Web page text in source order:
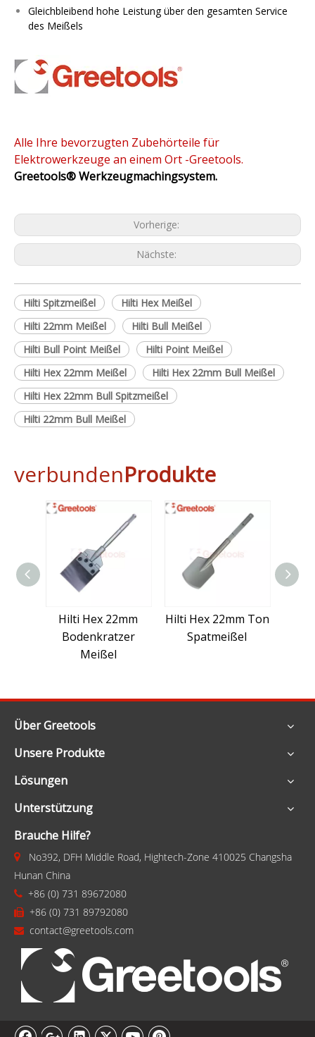
Gleichbleibend hohe Leistung über den gesamten Service
des Meißels
Alle Ihre bevorzugten Zubehörteile für
Elektrowerkzeuge an einem Ort -Greetools.
Greetools®Werkzeugmachingsystem.
Vorherige:
Nächste:
Hilti Spitzmeißel
Hilti Hex Meißel
Hilti 22mm Meißel
Hilti Bull Meißel
Hilti Bull Point Meißel
Hilti Point Meißel
Hilti Hex 22mm Meißel
Hilti Hex 22mm Bull Meißel
Hilti Hex 22mm Bull Spitzmeißel
Hilti 22mm Bull Meißel
verbundenProdukte
Hilti Hex 22mm
Bodenkratzer
Meißel
Hilti Hex 22mm Ton
Spatmeißel
Über Greetools
Unsere Produkte
Lösungen
Unterstützung
Brauche Hilfe?
 No392, DFH Middle Road, Hightech-Zone 410025 Changsha
Hunan China
 +86 (0) 731 89672080
 +86 (0) 731 89792080
 contact@greetools.com